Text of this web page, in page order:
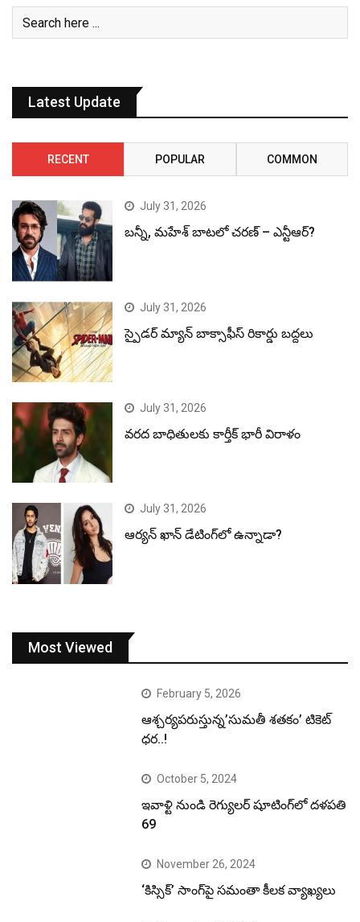
Latest Update
RECENT POPULAR COMMON
July 31, 2026
బన్నీ, మహేశ్ బాటలో చరణ్ – ఎన్టీఆర్?
July 31, 2026
స్పైడర్ మ్యాన్ బాక్సాఫీస్ రికార్డు బద్దలు
July 31, 2026
వరద బాధితులకు కార్తీక్ భారీ విరాళం
July 31, 2026
ఆర్యన్ ఖాన్ డేటింగ్‌లో ఉన్నాడా?
Most Viewed
February 5, 2026
ఆశ్చర్యపరుస్తున్న’సుమతీ శతకం’ టికెట్
ధర..!
October 5, 2024
ఇవాళ్టి నుండి రెగ్యులర్ షూటింగ్‌లో దళపతి
69
November 26, 2024
‘కిస్సిక్’ సాంగ్‌పై సమంతా కీలక వ్యాఖ్యలు